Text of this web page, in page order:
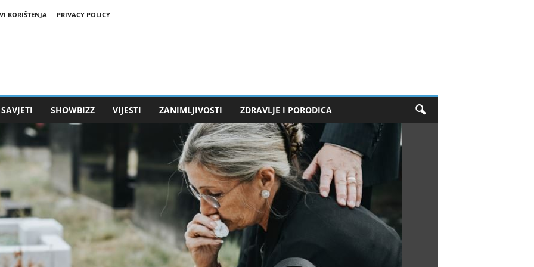
KORIŠTENJA
PRIVACY POLICY
SAVJETI SHOWBIZZ VIJESTI ZANIMLJIVOSTI ZDRAVLJE I PORODICA